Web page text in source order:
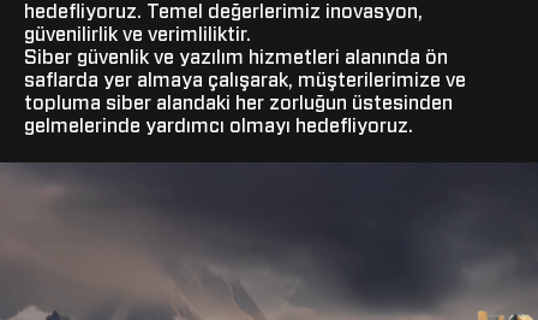
hedefliyoruz. Temel değerlerimiz inovasyon,
güvenilirlik ve verimliliktir.
Siber güvenlik ve yazılım hizmetleri alanında ön
saflarda yer almaya çalışarak, müşterilerimize ve
topluma siber alandaki her zorluğun üstesinden
gelmelerinde yardımcı olmayı hedefliyoruz.
saflarda yer almaya çalışarak, müşterilerimize ve
gelmelerinde yardımcı olmayı hedefliyoruz.